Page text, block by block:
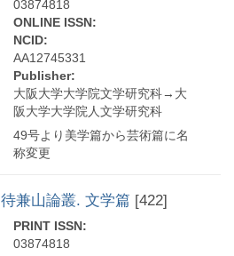
03874818
ONLINE ISSN:
NCID:
AA12745331
Publisher:
大阪大学大学院文学研究科→大
阪大学大学院人文学研究科
49号より美学篇から芸術篇に名
称変更
待兼山論叢. 文学篇 [422]
PRINT ISSN:
03874818